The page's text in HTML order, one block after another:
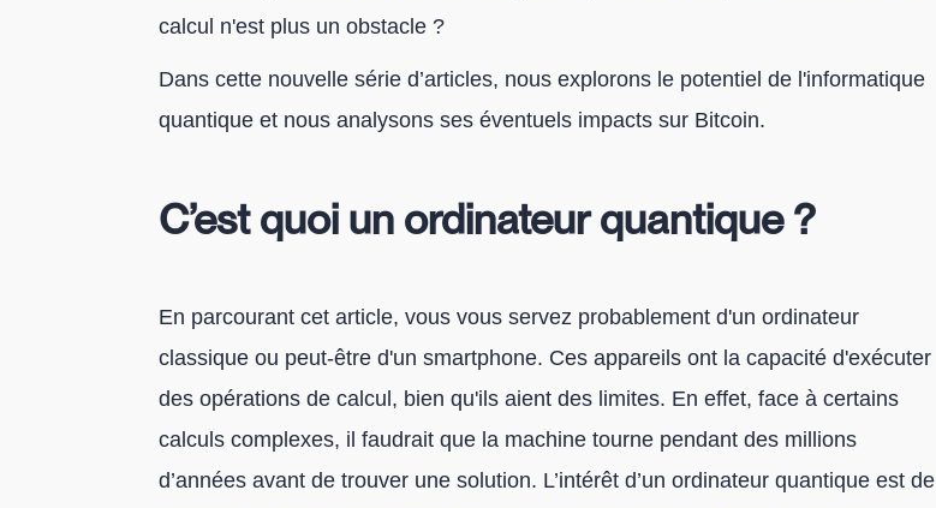
calcul n'est plus un obstacle ?
Dans cette nouvelle série d’articles, nous explorons le potentiel de l'informatique
quantique et nous analysons ses éventuels impacts sur Bitcoin.
C’est quoi un ordinateur quantique ?
En parcourant cet article, vous vous servez probablement d'un ordinateur
classique ou peut-être d'un smartphone. Ces appareils ont la capacité d'exécuter
des opérations de calcul, bien qu'ils aient des limites. En effet, face à certains
calculs complexes, il faudrait que la machine tourne pendant des millions
d’années avant de trouver une solution. L’intérêt d’un ordinateur quantique est de